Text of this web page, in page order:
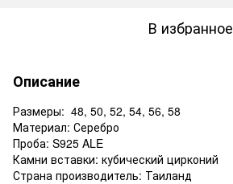
В избранное
Описание
Размеры: 48, 50, 52, 54, 56, 58
Материал: Серебро
Проба: S925 ALE
Камни вставки: кубический цирконий
Страна производитель: Таиланд